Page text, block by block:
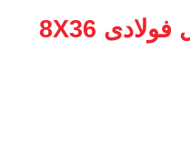
سیم بکسل فولادی 8X36